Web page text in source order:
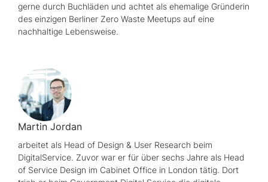
gerne durch Buchläden und achtet als ehemalige Gründerin
des einzigen Berliner Zero Waste Meetups auf eine
nachhaltige Lebensweise.
Martin Jordan
arbeitet als Head of Design & User Research beim
DigitalService. Zuvor war er für über sechs Jahre als Head
of Service Design im Cabinet Office in London tätig. Dort